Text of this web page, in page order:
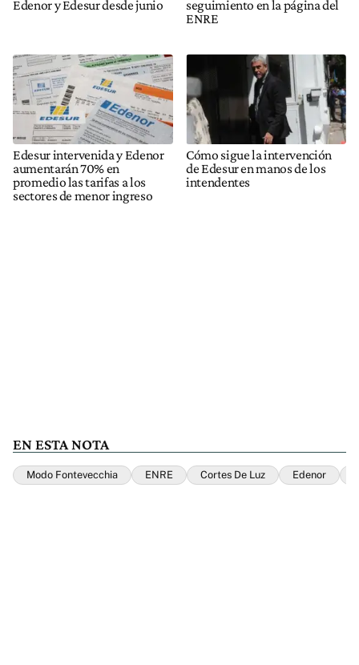
Edenor y Edesur desde junio
seguimiento en la página del
ENRE
Edesur intervenida y Edenor
aumentarán 70% en
promedio las tarifas a los
sectores de menor ingreso
Cómo sigue la intervención
de Edesur en manos de los
intendentes
EN ESTA NOTA
Modo Fontevecchia ENRE Cortes De Luz Edenor